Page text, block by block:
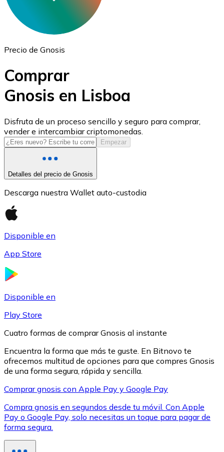
USD Coin
USDC
XRP
XRP
Precio de Gnosis
Comprar
Gnosis en Lisboa
Disfruta de un proceso sencillo y seguro para comprar,
vender e intercambiar criptomonedas.
Empezar
Detalles del precio de Gnosis
Descarga nuestra Wallet auto-custodia
Disponible en
App Store
Disponible en
Play Store
Cuatro formas de comprar Gnosis al instante
Encuentra la forma que más te guste. En Bitnovo te
ofrecemos multitud de opciones para que compres Gnosis
de una forma segura, rápida y sencilla.
Comprar gnosis con Apple Pay y Google Pay
Compra gnosis en segundos desde tu móvil. Con Apple
Pay o Google Pay, solo necesitas un toque para pagar de
forma segura.